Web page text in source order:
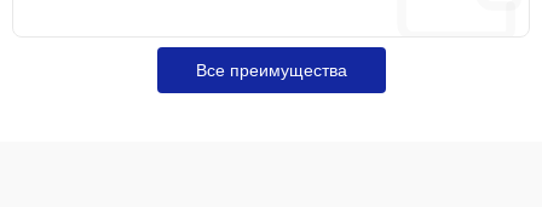
Все преимущества